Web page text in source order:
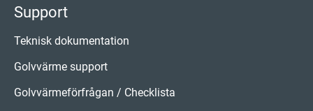
Support
Teknisk dokumentation
Golvvärme support
Golvvärmeförfrågan / Checklista